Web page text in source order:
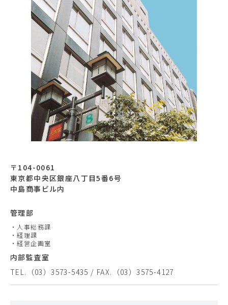
〒104-0061
東京都中央区銀座八丁目5番6号
中島商事ビル内
管理部
・人事総務課
・経理課
・経営企画室
内部監査室
TEL.（03）3573-5435 / FAX.（03）3575-4127